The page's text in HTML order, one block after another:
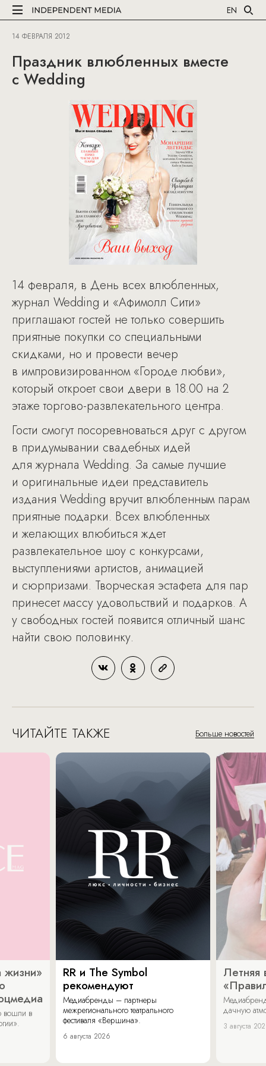
EN
14 ФЕВРАЛЯ 2012
Праздник влюбленных вместе
с Wedding
14 февраля, в День всех влюбленных,
журнал Wedding и «Афимолл Сити»
приглашают гостей не только совершить
приятные покупки со специальными
скидками, но и провести вечер
в импровизированном «Городе любви»,
который откроет свои двери в 18.00 на 2
этаже торгово-развлекательного центра.
Гости смогут посоревноваться друг с другом
в придумывании свадебных идей
для журнала Wedding. За самые лучшие
и оригинальные идеи представитель
издания Wedding вручит влюбленным парам
приятные подарки. Всех влюбленных
и желающих влюбиться ждет
развлекательное шоу с конкурсами,
выступлениями артистов, анимацией
и сюрпризами. Творческая эстафета для пар
принесет массу удовольствий и подарков. А
у свободных гостей появится отличный шанс
найти свою половинку.
ЧИТАЙТЕ ТАКЖЕ Больше новостей
жизни»
вошли в
RR и The Symbol
рекомендуют
Медиабренды – партнеры
межрегионального театрального
фестиваля «Вершина».
6 августа 2026
Летняя
дачную
3 августа